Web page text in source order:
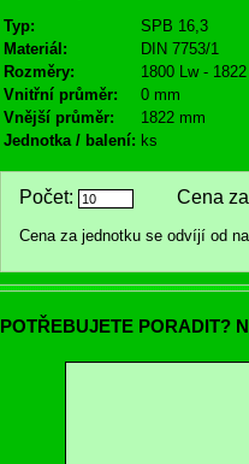
Typ:
SPB 16,3
Materiál:
DIN 7753/1
Rozměry:
1800 Lw -
Vnitřní průměr:
0 mm
Vnější průměr:
1822 mm
Jednotka / balení: ks
Počet: Cena za
Cena za jednotku se odvíjí od
POTŘEBUJETE PORADIT?